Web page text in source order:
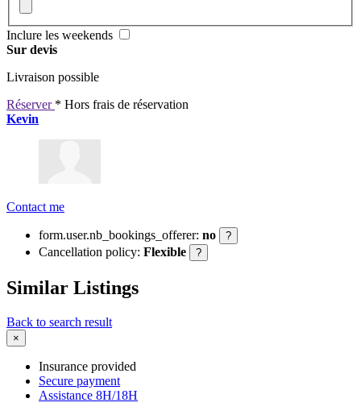
Inclure les weekends
Sur devis
Livraison possible
Réserver * Hors frais de réservation
Kevin
Contact me
form.user.nb_bookings_offerer: no ?
Cancellation policy: Flexible ?
Similar Listings
Back to search result
×
Insurance provided
Secure payment
Assistance 8H/18H